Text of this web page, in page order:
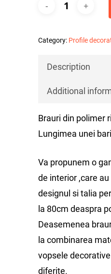
Category: Profile
Description
Additional
Brauri din polimer
Lungimea unei
Va propunem o
de interior ,care
designul si talia
la 80cm deaspra
Deasemenea
la combinarea
vopsele
diferite.